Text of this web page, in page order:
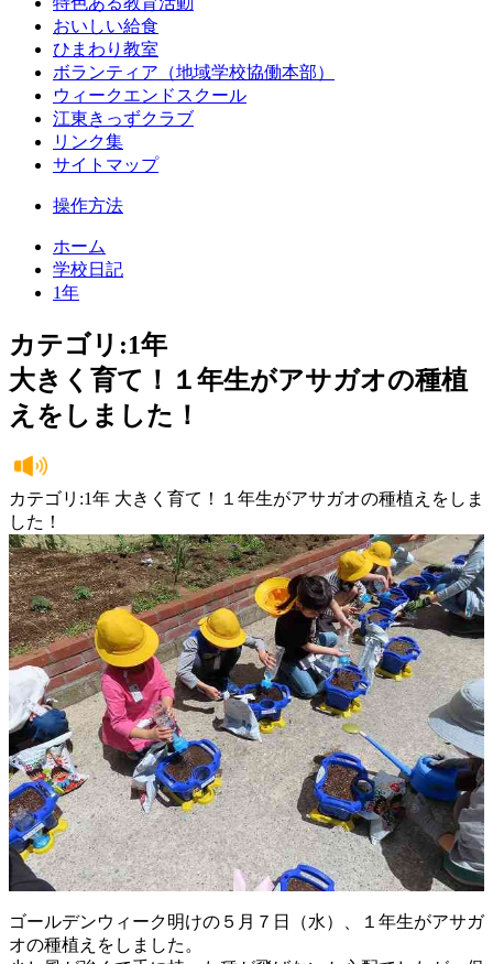
おいしい給食
ひまわり教室
ボランティア（地域学校協働本部）
ウィークエンドスクール
江東きっずクラブ
リンク集
サイトマップ
操作方法
ホーム
学校日記
1年
カテゴリ:1年
大きく育て！１年生がアサガオの種植
えをしました！
カテゴリ:1年 大きく育て！１年生がアサガオの種植えをしま
した！
ゴールデンウィーク明けの５月７日（水）、１年生がアサガ
オの種植えをしました。